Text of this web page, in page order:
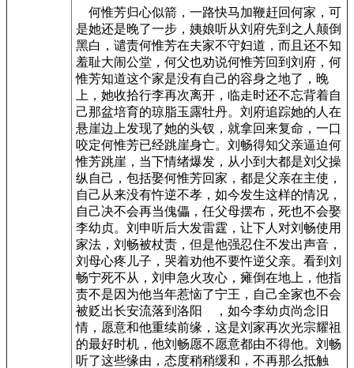
何惟芳归心似箭，一路快马加鞭赶回何家，可
是她还是晚了一步，姨娘听从刘府先到之人颠倒
黑白，谴责何惟芳在夫家不守妇道，而且还不知
羞耻大闹公堂，何父也劝说何惟芳回到刘府，何
惟芳知道这个家是没有自己的容身之地了，晚
上，她收拾行李再次离开，临走时还不忘背着自
己那盆培育的琼脂玉露牡丹。刘府追踪她的人在
悬崖边上发现了她的头钗，就拿回来复命，一口
咬定何惟芳已经跳崖身亡。刘畅得知父亲逼迫何
惟芳跳崖，当下情绪爆发，从小到大都是刘父操
纵自己，包括娶何惟芳回家，都是父亲在主使，
自己从来没有忤逆不孝，如今发生这样的情况，
自己决不会再当傀儡，任父母摆布，死也不会娶
李幼贞。刘申听后大发雷霆，让下人对刘畅使用
家法，刘畅被杖责，但是他强忍住不发出声音，
刘母心疼儿子，哭着劝他不要忤逆父亲。看到刘
畅宁死不从，刘申急火攻心，瘫倒在地上，他指
责不是因为他当年惹恼了宁王，自己全家也不会
被贬出长安流落到洛阳 ，如今李幼贞尚念旧
情，愿意和他重续前缘，这是刘家再次光宗耀祖
的最好时机，他刘畅愿不愿意都由不得他。刘畅
听了这些缘由，态度稍稍缓和，不再那么抵触